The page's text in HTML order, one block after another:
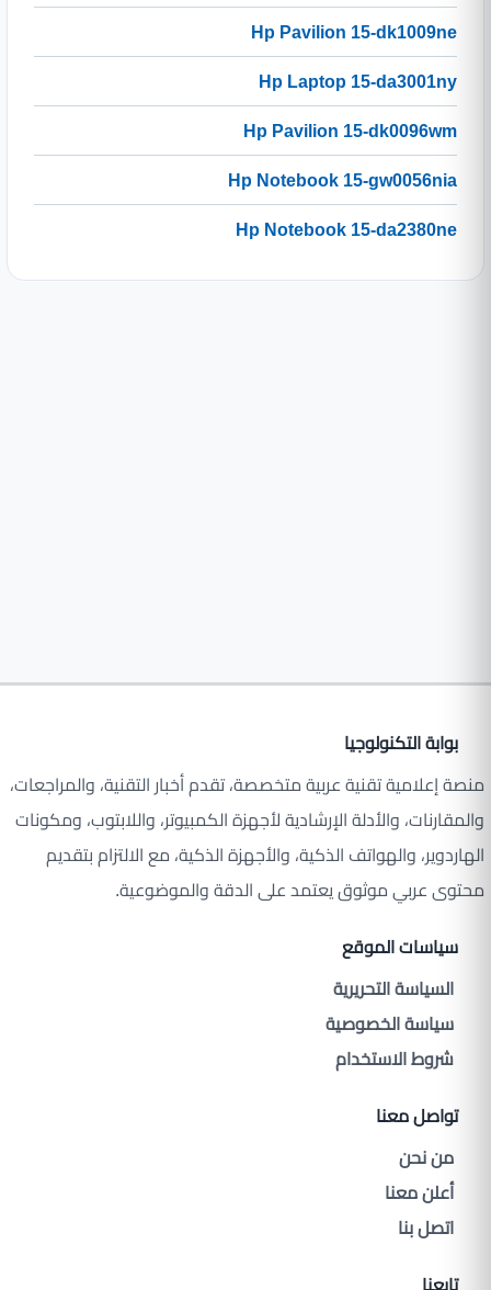
Hp Pavilion 15-dk1009ne
Hp Laptop 15-da3001ny
Hp Pavilion 15-dk0096wm
Hp Notebook 15-gw0056nia
Hp Notebook 15-da2380ne
بوابة التكنولوجيا
منصة إعلامية تقنية عربية متخصصة، تقدم أخبار التقنية، والمراجعات،
والمقارنات، والأدلة الإرشادية لأجهزة الكمبيوتر، واللابتوب، ومكونات
الهاردوير، والهواتف الذكية، والأجهزة الذكية، مع الالتزام بتقديم
محتوى عربي موثوق يعتمد على الدقة والموضوعية.
سياسات الموقع
السياسة التحريرية
سياسة الخصوصية
شروط الاستخدام
تواصل معنا
من نحن
أعلن معنا
اتصل بنا